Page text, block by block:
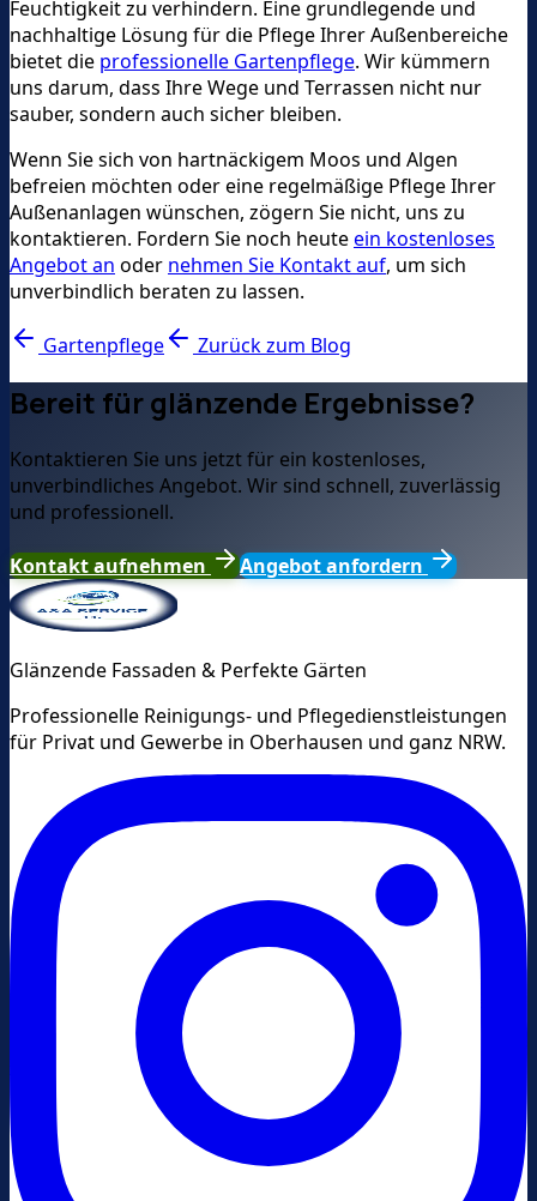
Feuchtigkeit zu verhindern. Eine grundlegende und
nachhaltige Lösung für die Pflege Ihrer Außenbereiche
bietet die professionelle Gartenpflege. Wir kümmern
uns darum, dass Ihre Wege und Terrassen nicht nur
sauber, sondern auch sicher bleiben.
Wenn Sie sich von hartnäckigem Moos und Algen
befreien möchten oder eine regelmäßige Pflege Ihrer
Außenanlagen wünschen, zögern Sie nicht, uns zu
kontaktieren. Fordern Sie noch heuteein kostenloses
Angebot an oder nehmen Sie Kontakt auf, um sich
unverbindlich beraten zu lassen.
Gartenpflege Zurück zum Blog
Bereit für glänzende Ergebnisse?
Kontaktieren Sie uns jetzt für ein kostenloses,
unverbindliches Angebot. Wir sind schnell, zuverlässig
und professionell.
Kontakt aufnehmen Angebot anfordern
Glänzende Fassaden & Perfekte Gärten
Professionelle Reinigungs- und Pflegedienstleistungen
für Privat und Gewerbe in Oberhausen und ganz NRW.